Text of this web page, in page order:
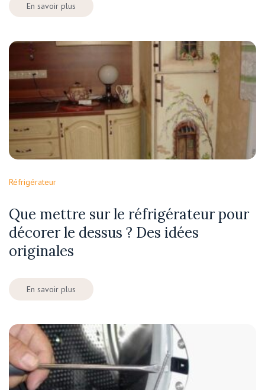
En savoir plus
Réfrigérateur
Que mettre sur le réfrigérateur pour
décorer le dessus ? Des idées
originales
En savoir plus